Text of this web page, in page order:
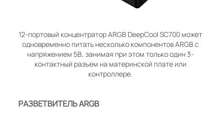
12-портовый концентратор ARGB DeepCool SC700 может
одновременно питать несколько компонентов ARGB с
напряжением 5В, занимая при этом только один 3-
контактный разъем на материнской плате или
контроллере.
РАЗВЕТВИТЕЛЬ ARGB